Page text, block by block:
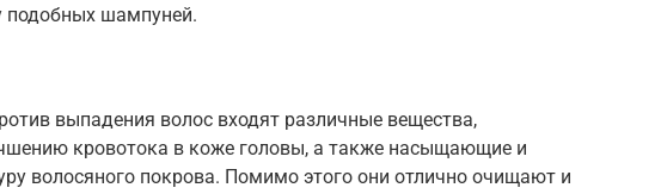
подобных шампуней.
выпадения волос входят различные вещества,
кровотока в коже головы, а также насыщающие и
волосяного покрова. Помимо этого они отлично очищают и